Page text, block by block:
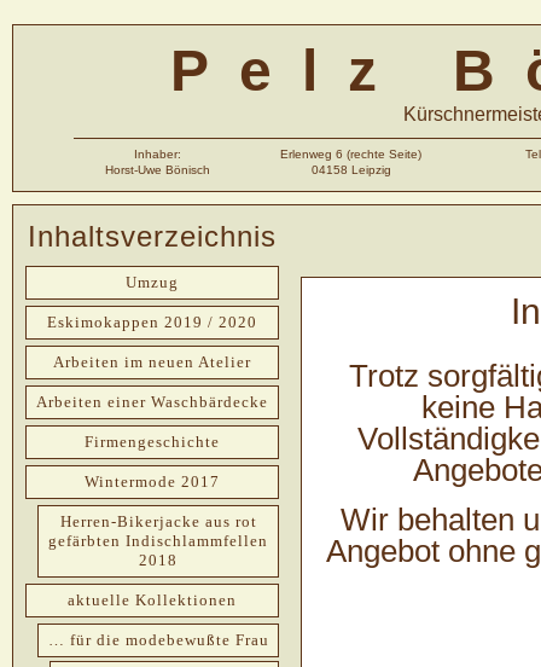
Pelz
Inhaber: Erlenweg 6 (rechte Seite)
Horst-Uwe Bönisch
04158 Leipzig
Trotz
keine
Wir behalten
Angebot ohne
Inhaltsverzeichnis
Umzug
Eskimokappen 2019 / 2020
Arbeiten im neuen Atelier
Arbeiten einer Waschbärdecke
Firmengeschichte
Wintermode 2017
Herren-Bikerjacke aus rot
gefärbten Indischlammfellen
2018
aktuelle Kollektionen
… für die modebewußte Frau